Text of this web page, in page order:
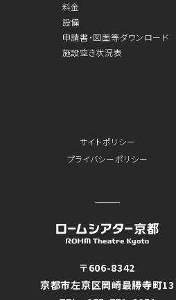
料金
設備
申請書・図面等ダウンロード
施設空き状況表
サイトポリシー
プライバシーポリシー
〒606-8342
京都市左京区岡崎最勝寺町13